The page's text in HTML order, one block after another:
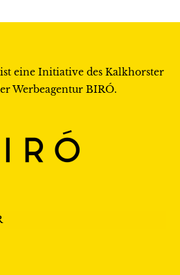
ist eine Initiative des Kalkhorster
Werbeagentur BIRÓ.